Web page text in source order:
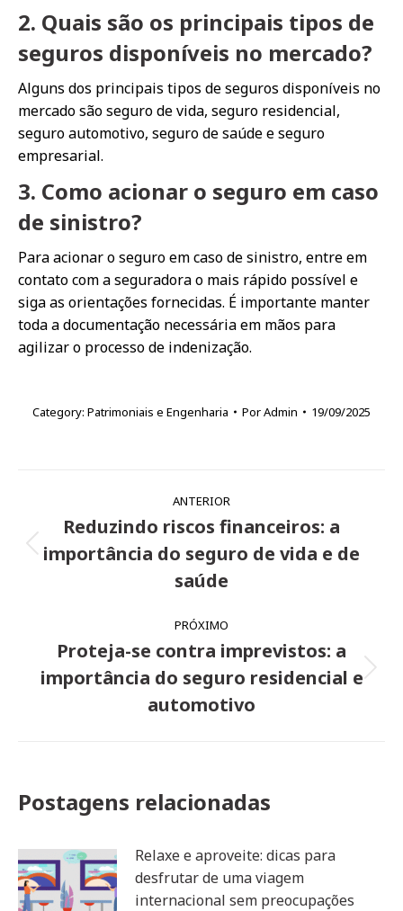
2. Quais são os principais tipos de
seguros disponíveis no mercado?
Alguns dos principais tipos de seguros disponíveis no
mercado são seguro de vida, seguro residencial,
seguro automotivo, seguro de saúde e seguro
empresarial.
3. Como acionar o seguro em caso
de sinistro?
Para acionar o seguro em caso de sinistro, entre em
contato com a seguradora o mais rápido possível e
siga as orientações fornecidas. É importante manter
toda a documentação necessária em mãos para
agilizar o processo de indenização.
Category: Patrimoniais e Engenharia PorAdmin 19/09/2025
post:
ANTERIOR
Post
anterior:
Reduzindo riscos financeiros: a
importância do seguro de vida e de
saúde
PRÓXIMO
Próximo
post:
Proteja-se contra imprevistos: a
importância do seguro residencial e
automotivo
Postagens relacionadas
Relaxe e aproveite: dicas para
desfrutar de uma viagem
internacional sem preocupações